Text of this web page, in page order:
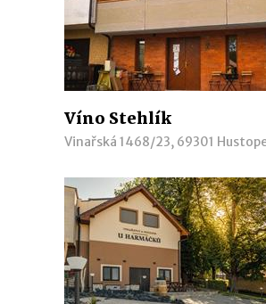
Víno Stehlík
Vinařská 1468/23, 69301